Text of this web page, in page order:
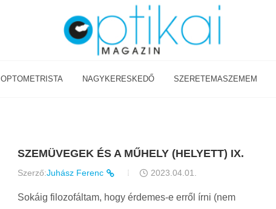
OPTOMETRISTA NAGYKERESKEDŐ SZERETEMASZEMEM
SZEMÜVEGEK ÉS A MŰHELY (HELYETT) IX.
Szerző:Juhász Ferenc 2023.04.01.
Sokáig filozofáltam, hogy érdemes-e erről írni (nem